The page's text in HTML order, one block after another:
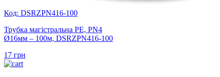
Код: DSRZPN416-100
Трубка магістральна PE, PN4
Ø16мм – 100м, DSRZPN416-100
17 грн